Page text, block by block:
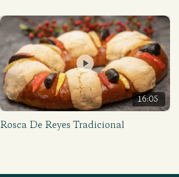
16:05
Rosca De Reyes Tradicional